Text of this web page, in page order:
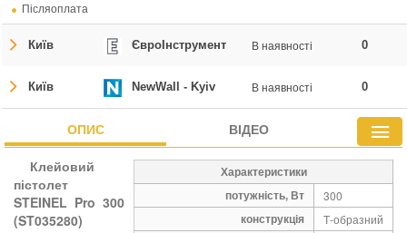
Післяоплата
Київ ЄвроІнструмент В наявності 0
Київ NewWall - Kyiv В наявності 0
ОПИС ВІДЕО
Характеристики
потужність, Вт
300
конструкція Т-образний
Клейовий
пістолет
STEINEL Pro 300
(ST035280)